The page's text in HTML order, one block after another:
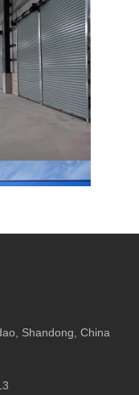
Shandong, China